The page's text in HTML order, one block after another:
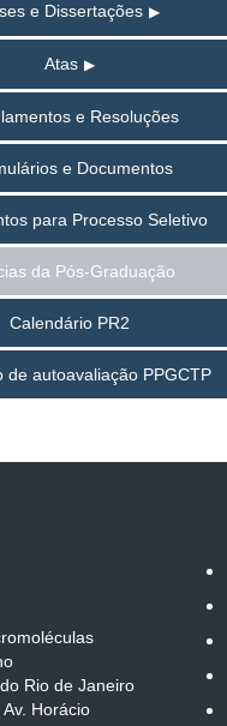
e Dissertações
Atas
e Resoluções
e Documentos
para Processo Seletivo
da Pós-Graduação
Calendário PR2
de autoavaliação PPGCTP
Rio de Janeiro
Horácio